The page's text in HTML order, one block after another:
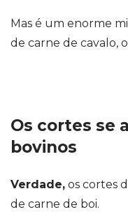
Mas é um enorme
de carne de cavalo,
Os cortes se
bovinos
Verdade, os cortes
de carne de boi.